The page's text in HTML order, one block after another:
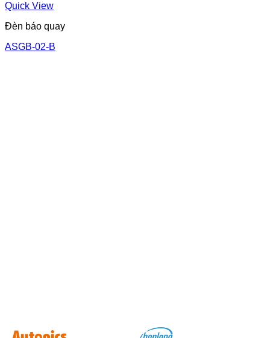
Quick View
Đèn báo quay
ASGB-02-B